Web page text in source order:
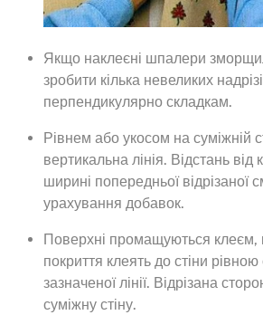
Якщо наклеєні шпалери
зробити кілька невеликих
перпендикулярно складкам.
Рівнем або укосом на суміжній
вертикальна лінія. Відстань від
ширині попередньої відрізаної
урахування добавок.
Поверхні промащуються клеєм,
покриття клеять до стіни
зазначеної лінії. Відрізана
суміжну стіну.